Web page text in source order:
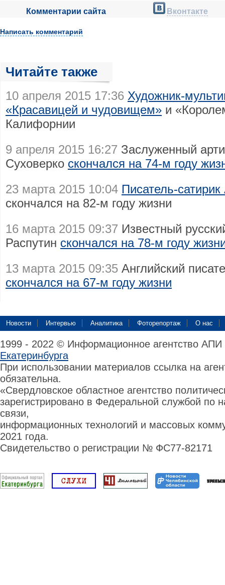
Комментарии сайта Вконтакте
Написать комментарий
Читайте также
10 апреля 2015 17:36 Художник-
«Красавицей и чудовищем» и
Калифорнии
9 апреля 2015 16:27 Заслуженный
Суховерко скончался на 74-м году
23 марта 2015 10:04 Писатель-
скончался на 82-м году жизни
16 марта 2015 09:37 Известный
Распутин скончался на 78-м году
13 марта 2015 09:35 Английский
скончался на 67-м году жизни
Новости Интервью Аналитика Фоторепортаж О нас
1999 - 2022 © Информационное агентство
Екатеринбурга
При использовании материалов ссылка на
обязательна.
«Свердловское областное агентство
зарегистрировано в Федеральной службой по
связи,
информационных технологий и массовых
2021 года.
Свидетельство о регистрации № ФС77-82171